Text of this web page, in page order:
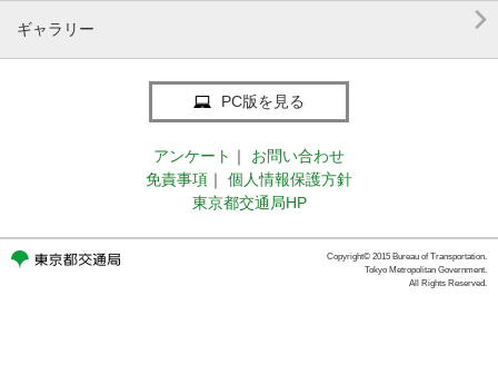
ギャラリー 
PC版を見る
アンケート ｜
お問い合わせ
免責事項 ｜
個人情報保護方針
東京都交通局HP
Copyright© 2015 Bureau of Transportation.
Tokyo Metropolitan Government.
All Rights Reserved.